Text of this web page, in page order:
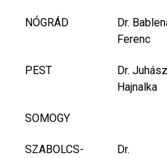
NÓGRÁD
Dr.
Ferenc
PEST
Dr. Juhász
Hajnalka
SOMOGY
SZABOLCS-
Dr.